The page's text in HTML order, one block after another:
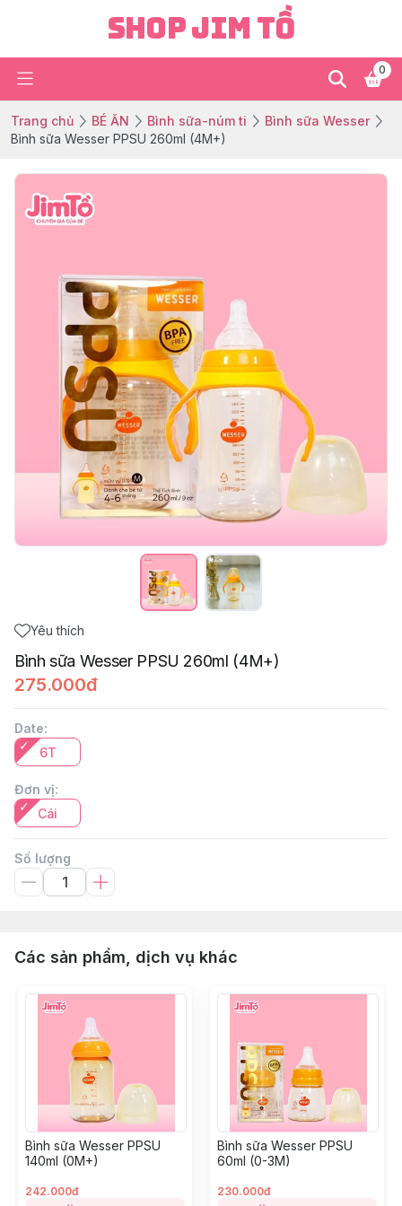
Shop Jim Tồ
0
Trang chủ BÉ ĂN Bình sữa-núm ti
Bình sữa Wesser
Bình sữa Wesser PPSU 260ml (4M+)
Yêu thích
Bình sữa Wesser PPSU 260ml (4M+)
275.000đ
Date:
6T
Đơn vị:
Cái
Số lượng
Các sản phẩm, dịch vụ khác
Bình sữa Wesser PPSU
140ml (0M+)
242.000đ
Bình sữa Wesser PPSU
60ml (0-3M)
230.000đ